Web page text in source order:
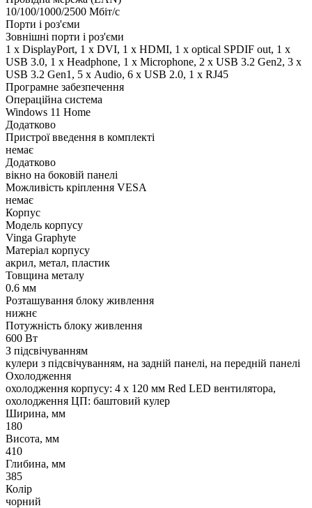
10/100/1000/2500 Мбіт/с
Порти і роз'єми
Зовнішні порти і роз'єми
1 x DisplayPort, 1 x DVI, 1 x HDMI, 1 x optical SPDIF out, 1 x
USB 3.0, 1 x Нeadphone, 1 х Microphone, 2 x USB 3.2 Gen2, 3 x
USB 3.2 Gen1, 5 х Audio, 6 x USB 2.0, 1 x RJ45
Програмне забезпечення
Операційна система
Windows 11 Home
Додатково
Пристрої введення в комплекті
немає
Додатково
вікно на боковій панелі
Можливість кріплення VESA
немає
Корпус
Модель корпусу
Vinga Graphyte
Матеріал корпусу
акрил, метал, пластик
Товщина металу
0.6 мм
Розташування блоку живлення
нижнє
Потужність блоку живлення
600 Вт
З підсвічуванням
кулери з підсвічуванням, на задній панелі, на передній панелі
Охолодження
охолодження корпусу: 4 x 120 мм Red LED вентилятора,
охолодження ЦП: баштовий кулер
Ширина, мм
180
Висота, мм
410
Глибина, мм
385
Колір
чорний